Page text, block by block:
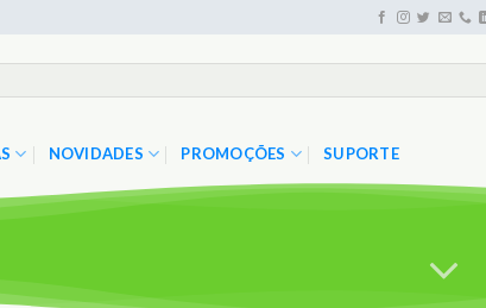
NOVIDADES PROMOÇÕES SUPORTE